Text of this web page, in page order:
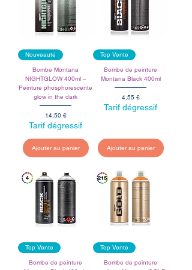
Nouveauté
Bombe Montana
NIGHTGLOW 400ml –
Peinture phosphorescente
glow in the dark
Prix
14,50 €
Tarif dégressif
Ajouter au panier
Top Vente
Bombe de peinture
Montana Black 400ml
Prix
4,55 €
Tarif dégressif
Ajouter au panier
Top Vente
Bombe de peinture
Top Vente
Bombe de peinture